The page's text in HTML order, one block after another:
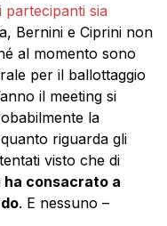
partecipanti sia
Bernini e Ciprini non
al momento sono
per il ballottaggio
il meeting si
la
riguarda gli
visto che di
ha consacrato a
. E nessuno –